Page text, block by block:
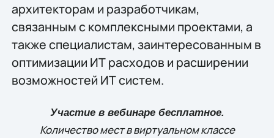
архитекторам и разработчикам,
связанным с комплексными проектами, а
также специалистам, заинтересованным в
оптимизации ИТ расходов и расширении
возможностей ИТ систем.
Участие в вебинаре бесплатное.
Количество мест в виртуальном классе